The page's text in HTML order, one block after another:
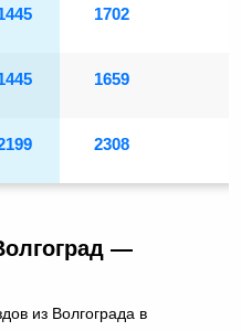
1702
1659
2308
—
из Волгограда в